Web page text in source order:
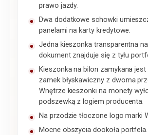
prawo jazdy.
Dwa dodatkowe schowki
panelami na karty kredytowe.
Jedna kieszonka transparentna
dokument znajduje się z tyłu
Kieszonka na bilon zamykana
zamek błyskawiczny z dwoma
Wnętrze kieszonki na monety
podszewką z logiem producenta.
Na przodzie tłoczone logo marki
Mocne obszycia dookoła portfela.